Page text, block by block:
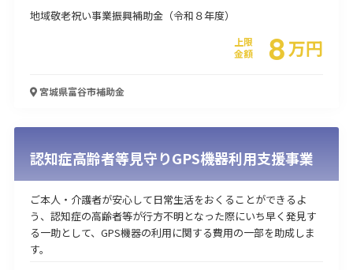
環境・省エネ
テレワーク
受付中のみ
検索
地域敬老祝い事業振興補助金（令和８年度）
上限
金額
8万円
宮城県富谷市補助金
認知症高齢者等見守りGPS機器利用支援事業
ご本人・介護者が安心して日常生活をおくることができるよ
う、認知症の高齢者等が行方不明となった際にいち早く発見す
る一助として、GPS機器の利用に関する費用の一部を助成しま
す。